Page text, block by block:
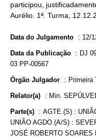
participou,
Aurélio. 1ª. Turma,
Data do Julgamento : 12/
Data da Publicação : DJ
03 PP-00567
Órgão Julgador : Primeira
Relator(a) : Min.
Parte(s) : AGTE.(S) :
UNIÃO AGDO.(A/S) :
JOSÉ ROBERTO SOARES